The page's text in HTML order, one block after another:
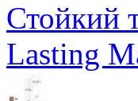
Стойкий
Lasting